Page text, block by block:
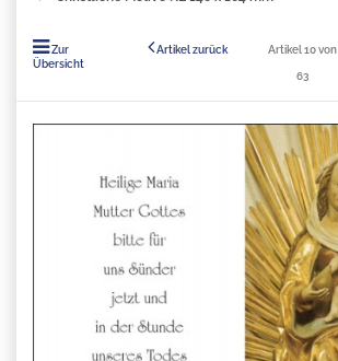
Zur
Übersicht
Artikel zurück Artikel 10 von
63